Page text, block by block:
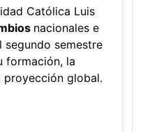
Católica Luis
nacionales e
segundo semestre
formación, la
proyección global.